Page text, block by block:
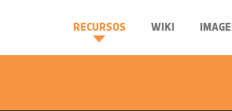
RECURSOS WIKI